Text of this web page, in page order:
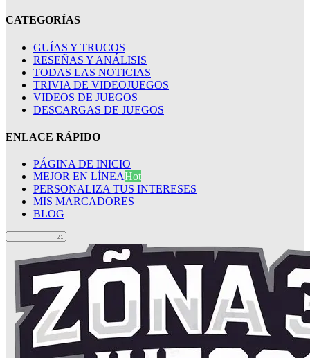
CATEGORÍAS
GUÍAS Y TRUCOS
RESEÑAS Y ANÁLISIS
TODAS LAS NOTICIAS
TRIVIA DE VIDEOJUEGOS
VIDEOS DE JUEGOS
DESCARGAS DE JUEGOS
ENLACE RÁPIDO
PÁGINA DE INICIO
MEJOR EN LÍNEAHot
PERSONALIZA TUS INTERESES
MIS MARCADORES
BLOG